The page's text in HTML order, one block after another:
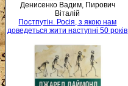
Денисенко Вадим, Пирович
Віталій
Постпутін. Росія, з якою нам
доведеться жити наступні 50 років